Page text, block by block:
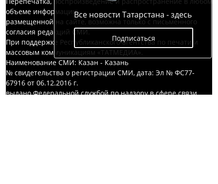
Все новости Татарстана - здесь
Подписаться
объеме информации,
размещенной на сайте, возможна только с письменного
согласия редакций СМИ.
При поддержке Республиканского агентства по печати и
массовым коммуникациям «ТАТМЕДИА».
Наименование СМИ: Казан - Казань
№ свидетельства о регистрации СМИ, дата: Эл № ФС77-
67916 от 06.12.2016 г.
выдано Федеральной службой по надзору в сфере связи,